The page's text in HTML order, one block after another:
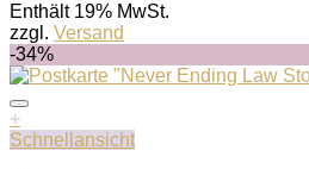
war:
€12,95
ist:
Enthält 19% MwSt.
zzgl. Versand
-34%
+
Schnellansicht